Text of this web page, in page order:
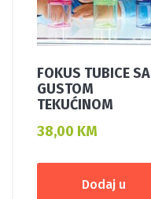
FOKUS TUBICE SA
GUSTOM
TEKUĆINOM
38,00 KM
Dodaj u